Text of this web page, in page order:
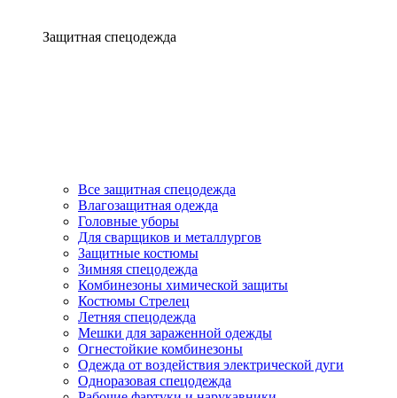
Защитная спецодежда
Все защитная спецодежда
Влагозащитная одежда
Головные уборы
Для сварщиков и металлургов
Защитные костюмы
Зимняя спецодежда
Комбинезоны химической защиты
Костюмы Стрелец
Летняя спецодежда
Мешки для зараженной одежды
Огнестойкие комбинезоны
Одежда от воздействия электрической дуги
Одноразовая спецодежда